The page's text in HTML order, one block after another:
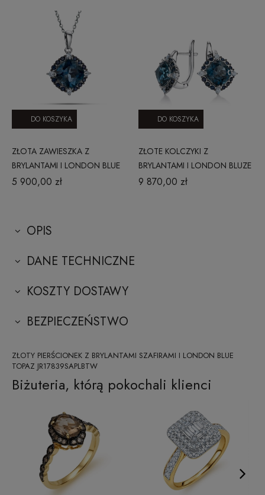
ZŁOTA ZAWIESZKA Z
BRYLANTAMI I LONDON BLUE
TOPAZ JP7431SAPLBTW
5 900,00 zł
DO KOSZYKA
ZŁOTE KOLCZYKI Z
BRYLANTAMI I LONDON BLUZE
TOPAZ JE6074SAPLBTW
9 870,00 zł
DO KOSZYKA
OPIS
DANE TECHNICZNE
KOSZTY DOSTAWY
BEZPIECZEŃSTWO
ZŁOTY PIERŚCIONEK Z BRYLANTAMI SZAFIRAMI I LONDON BLUE
TOPAZ JR17839SAPLBTW
Biżuteria, którą pokochali klienci